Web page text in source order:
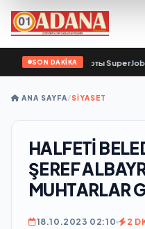
SON DAKİKA
по поиску работы SuperJob
ANA SAYFA/SİYASET
HALFETİ
ŞEREF
MUHTARLAR
18.10.2023 02:10 2